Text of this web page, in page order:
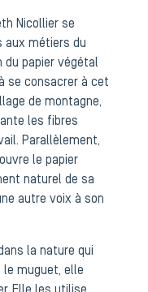
Nicollier se
aux métiers du
du papier végétal
se consacrer à cet
de montagne,
les fibres
Parallèlement,
le papier
naturel de sa
autre voix à son
la nature qui
le muguet, elle